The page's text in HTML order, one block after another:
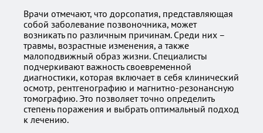
Врачи отмечают, что дорсопатия, представляющая
собой заболевание позвоночника, может
возникать по различным причинам. Среди них –
травмы, возрастные изменения, а также
малоподвижный образ жизни. Специалисты
подчеркивают важность своевременной
диагностики, которая включает в себя клинический
осмотр, рентгенографию и магнитно-резонансную
томографию. Это позволяет точно определить
степень поражения и выбрать оптимальный подход
к лечению.